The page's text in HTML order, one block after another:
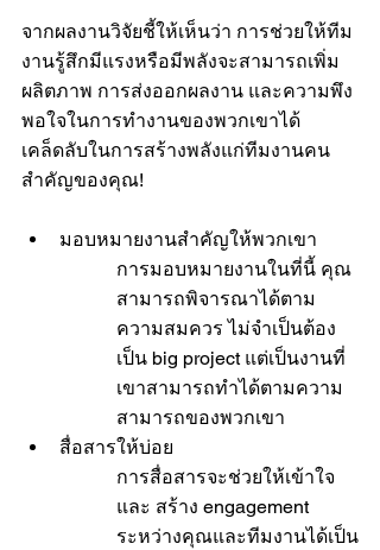
จากผลงานวิจัยชี้ให้เห็นว่า การช่วยให้ทีม
งานรู้สึกมีแรงหรือมีพลังจะสามารถเพิ่ม
ผลิตภาพ การส่งออกผลงาน และความพึง
พอใจในการทำงานของพวกเขาได้
เคล็ดลับในการสร้างพลังแก่ทีมงานคน
สำคัญของคุณ!
มอบหมายงานสำคัญให้พวกเขา
การมอบหมายงานในที่นี้ คุณ
สามารถพิจารณาได้ตาม
ความสมควร ไม่จำเป็นต้อง
เป็น big project แต่เป็นงานที่
เขาสามารถทำได้ตามความ
สามารถของพวกเขา
สื่อสารให้บ่อย
การสื่อสารจะช่วยให้เข้าใจ
และ สร้าง engagement
ระหว่างคุณและทีมงานได้เป็น